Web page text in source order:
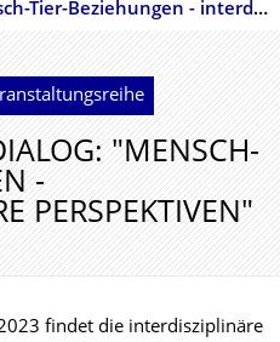
TU Dresden im Dialog: "Mensch-Tier-Beziehungen - interdisziplinäre Perspektiven"
"MENSCH-
-
PERSPEKTIVEN"
findet die interdisziplinäre